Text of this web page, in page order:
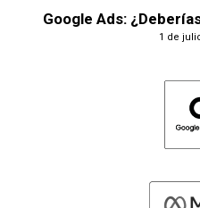
Google Ads:
1 de